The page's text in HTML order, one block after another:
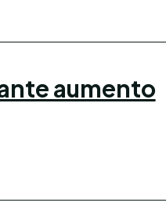
aumento